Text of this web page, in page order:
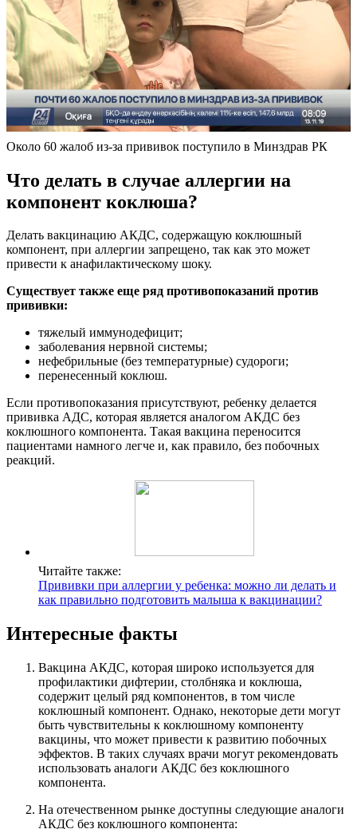
Около 60 жалоб из-за прививок поступило в Минздрав РК
Что делать в случае аллергии на
компонент коклюша?
Делать вакцинацию АКДС, содержащую коклюшный
компонент, при аллергии запрещено, так как это может
привести к анафилактическому шоку.
Существует также еще ряд противопоказаний против
прививки:
тяжелый иммунодефицит;
заболевания нервной системы;
нефебрильные (без температурные) судороги;
перенесенный коклюш.
Если противопоказания присутствуют, ребенку делается
прививка АДС, которая является аналогом АКДС без
коклюшного компонента. Такая вакцина переносится
пациентами намного легче и, как правило, без побочных
реакций.
Читайте также:
Прививки при аллергии у ребенка: можно ли делать и
как правильно подготовить малыша к вакцинации?
Интересные факты
Вакцина АКДС, которая широко используется для
профилактики дифтерии, столбняка и коклюша,
содержит целый ряд компонентов, в том числе
коклюшный компонент. Однако, некоторые дети могут
быть чувствительны к коклюшному компоненту
вакцины, что может привести к развитию побочных
эффектов. В таких случаях врачи могут рекомендовать
использовать аналоги АКДС без коклюшного
компонента.
На отечественном рынке доступны следующие аналоги
АКДС без коклюшного компонента: